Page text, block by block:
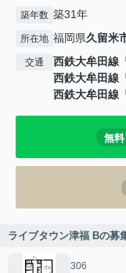
築年数 築31年
所在地 福岡県久留米
交通 西鉄大牟田線
西鉄大牟田線
西鉄大牟田線
無料
ライブタウン津福 Bの募
306